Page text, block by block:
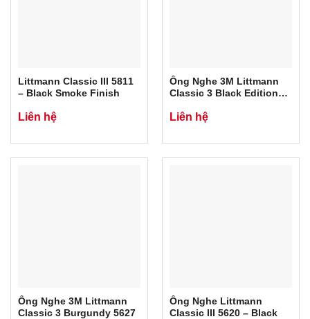
Littmann Classic III 5811
– Black Smoke Finish
Liên hệ
Ống Nghe 3M Littmann
Classic 3 Black Edition
Liên hệ
Ống Nghe 3M Littmann
Classic 3 Burgundy 5627
Ống Nghe Littmann
Classic III 5620 – Black